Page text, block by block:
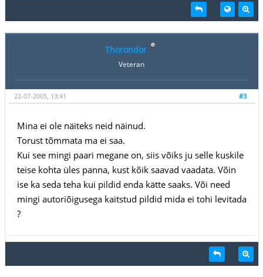
Thorondor
Veteran
#3
22-07-2005, 13:41
Mina ei ole näiteks neid näinud.
Torust tõmmata ma ei saa.
Kui see mingi paari megane on, siis võiks ju selle kuskile
teise kohta üles panna, kust kõik saavad vaadata. Võin
ise ka seda teha kui pildid enda kätte saaks. Või need
mingi autoriõigusega kaitstud pildid mida ei tohi levitada
?